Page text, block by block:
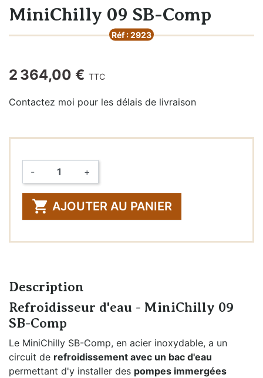
MiniChilly 09 SB-Comp
Réf : 2923
2 364,00 € TTC
Contactez moi pour les délais de livraison
Quantité
- +
 AJOUTER AU PANIER
Description
Refroidisseur d'eau - MiniChilly 09
SB-Comp
Le MiniChilly SB-Comp, en acier inoxydable, a un
circuit de refroidissement avec un bac d'eau
permettant d'y installer des pompes immergées